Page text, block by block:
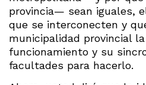
provincia— sean iguales,
que se interconecten y
municipalidad provincial
funcionamiento y su
facultades para hacerlo.